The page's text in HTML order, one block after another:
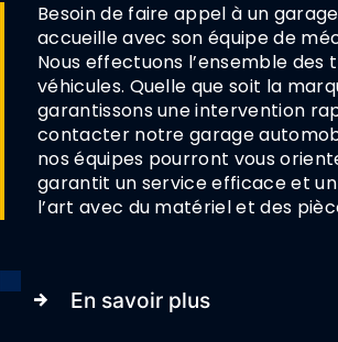
Besoin de faire appel à un
accueille avec son équipe de
Nous effectuons l’ensemble
véhicules. Quelle que soit la
garantissons une intervention
contacter notre garage
nos équipes pourront vous
garantit un service efficace et
l’art avec du matériel et des
En savoir plus